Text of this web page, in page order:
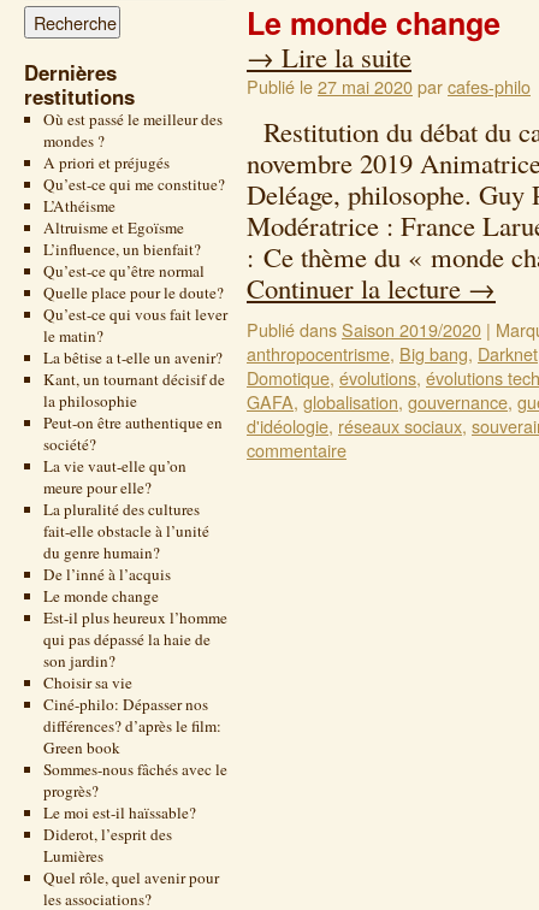
Dernières
restitutions
Où est passé le meilleur des
mondes ?
A priori et préjugés
Qu’est-ce qui me constitue?
L’Athéisme
Altruisme et Egoïsme
L’influence, un bienfait?
Qu’est-ce qu’être normal
Quelle place pour le doute?
Qu’est-ce qui vous fait lever
le matin?
La bêtise a t-elle un avenir?
Kant, un tournant décisif de
la philosophie
Peut-on être authentique en
société?
La vie vaut-elle qu’on
meure pour elle?
La pluralité des cultures
fait-elle obstacle à l’unité
du genre humain?
De l’inné à l’acquis
Le monde change
Est-il plus heureux l’homme
qui pas dépassé la haie de
son jardin?
Choisir sa vie
Ciné-philo: Dépasser nos
différences? d’après le film:
Green book
Sommes-nous fâchés avec le
progrès?
Le moi est-il haïssable?
Diderot, l’esprit des
Lumières
Quel rôle, quel avenir pour
les associations?
Le monde change
→ Lire la suite
Publié le27 mai 2020parcafes-philo
Restitution du débat du
novembre 2019
Deléage, philosophe.
Modératrice : France
: Ce thème du « monde
Continuer la lecture →
Publié dansSaison 2019/2020 |
anthropocentrisme, Big bang, Darknet
Domotique, évolutions, évolutions
GAFA, globalisation, gouvernance,
d'idéologie, réseaux sociaux,
commentaire